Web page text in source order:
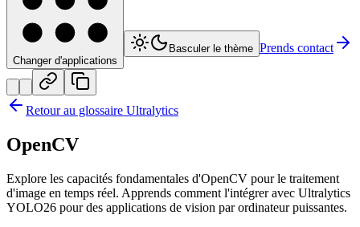
Changer d'applications
Basculer le thème Prends contact
Retour au glossaire Ultralytics
OpenCV
Explore les capacités fondamentales d'OpenCV pour le traitement
d'image en temps réel. Apprends comment l'intégrer avec Ultralytics
YOLO26 pour des applications de vision par ordinateur puissantes.